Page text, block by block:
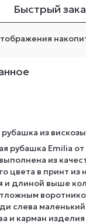
Быстрый
из
рубашка Emilia
из
цвета в принт из
и длиной выше
слева
и карман